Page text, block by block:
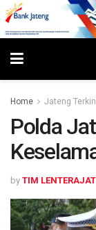
Home Jateng
Polda
by TIM